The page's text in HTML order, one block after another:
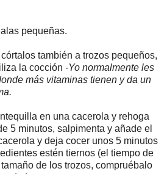
pequeñas.
también a trozos pequeños,
la cocción -Yo normalmente les
más vitaminas tienen y da un
en una cacerola y rehoga
5 minutos, salpimenta y añade el
y deja cocer unos 5 minutos
estén tiernos (el tiempo de
de los trozos, compruébalo